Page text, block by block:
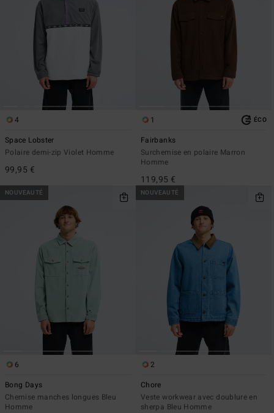
4
Space Lobster
Polaire demi-zip Violet Homme
99,95 €
1 ÉCO
Fairbanks
Surchemise en polaire Marron
Homme
119,95 €
NOUVEAUTÉ
6
Bong Days
Chemise manches longues Bleu
Homme
NOUVEAUTÉ
2
Chore
Veste workwear avec doublure en
sherpa Bleu Homme